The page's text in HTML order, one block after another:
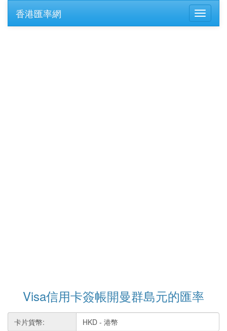
香港匯率網
Visa信用卡簽帳開曼群島元的匯率
卡片貨幣: